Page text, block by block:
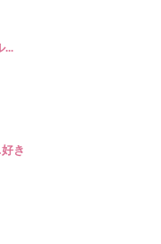
...
き